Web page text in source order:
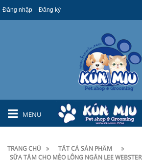
Đăng nhập Đăng ký
MENU
TRANG CHỦ
TẤT CẢ SẢN PHẨM
SỮA TẮM CHO MÈO LÔNG NGẮN LEE WEBSTER